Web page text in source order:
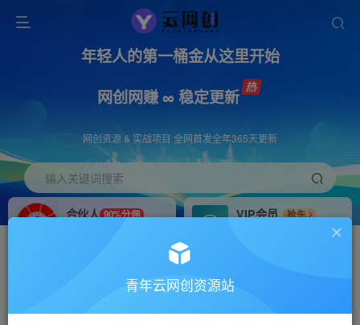
年轻人的第一桶金从这里开始
网创网赚 ∞ 稳定更新
网创资源 & 实战项目 全网首发全年365天更新
输入关键词搜索
合伙人 90%分佣
VIP会员
抢先
搭建同款网站，自己当老板
青年云网创资源站